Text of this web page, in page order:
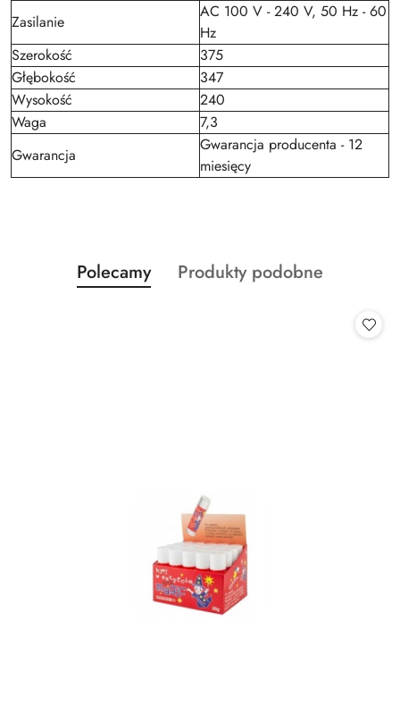
Zasilanie
AC 100 V - 240 V, 50 Hz - 60
Hz
Szerokość
375
Głębokość
347
Wysokość
240
Waga
7,3
Gwarancja
Gwarancja producenta - 12
miesięcy
Pomiń karuzelę produktów
Produkty
o
Polecamy
Produkty
Produkty podobne